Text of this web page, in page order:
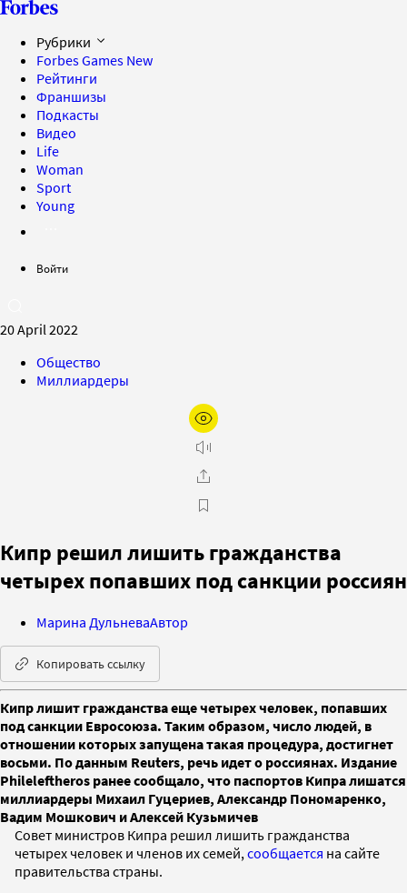
Рубрики
Forbes Games New
Рейтинги
Франшизы
Подкасты
Видео
Life
Woman
Sport
Young
Войти
20 April 2022
Общество
Миллиардеры
Кипр решил лишить гражданства
четырех попавших под санкции россиян
Марина ДульневаАвтор
Копировать ссылку
Кипр лишит гражданства еще четырех человек, попавших
под санкции Евросоюза. Таким образом, число людей, в
отношении которых запущена такая процедура, достигнет
восьми. По данным Reuters, речь идет о россиянах. Издание
Phileleftheros ранее сообщало, что паспортов Кипра лишатся
миллиардеры Михаил Гуцериев, Александр Пономаренко,
Вадим Мошкович и Алексей Кузьмичев
Совет министров Кипра решил лишить гражданства
четырех человек и членов их семей, сообщается на сайте
правительства страны.